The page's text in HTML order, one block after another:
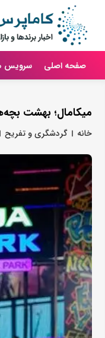
صفحه اصلی سرویس
میکامال؛ بهشت
خانه گردشگری و تفریح